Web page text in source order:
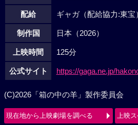
配給 ギャガ（配給協力:東宝）
制作国 日本（2026）
上映時間 125分
公式サイト https://gaga.ne.jp/
(C)2026「箱の中の羊」製作委員会
現在地から上映劇場を調べる 上映